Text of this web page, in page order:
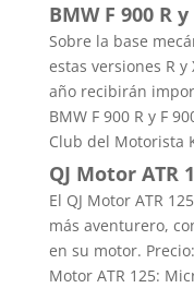
BMW F 900 R
Sobre la base
estas versiones R y
año recibirán
BMW F 900 R y F
Club del Motorista
QJ Motor ATR
El QJ Motor ATR
más aventurero,
en su motor.
Motor ATR 125: